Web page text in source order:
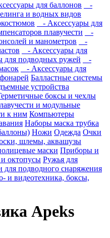
для баллонов
-
и водных видов
- Аксессуары для
плавучести
-
и манометров
-
- Аксессуары для
для подводных ружей
-
- Аксессуары для
Балластные системы
устройства
боксы и чехлы
и модульные
к ним Компьютеры
Наборы маска трубка
Ножи Одежда Очки
шлемы, аквашузы
маски Приборы и
октопусы Ружья для
для подводного снаряжения
и видеотехника, боксы,
Apeks